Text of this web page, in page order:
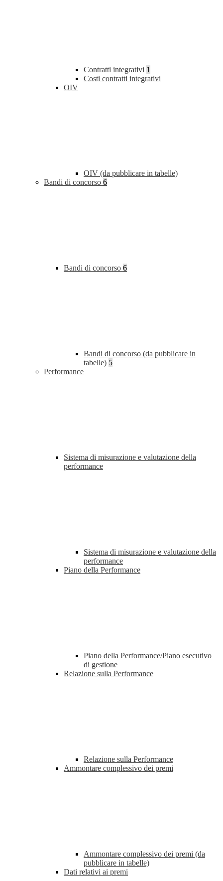
Contratti integrativi 1
Costi contratti integrativi
OIV
OIV (da pubblicare in tabelle)
Bandi di concorso 6
Bandi di concorso 6
Bandi di concorso (da pubblicare in
tabelle) 5
Performance
Sistema di misurazione e valutazione della
performance
Sistema di misurazione e valutazione della
performance
Piano della Performance
Piano della Performance/Piano esecutivo
di gestione
Relazione sulla Performance
Relazione sulla Performance
Ammontare complessivo dei premi
Ammontare complessivo dei premi (da
pubblicare in tabelle)
Dati relativi ai premi